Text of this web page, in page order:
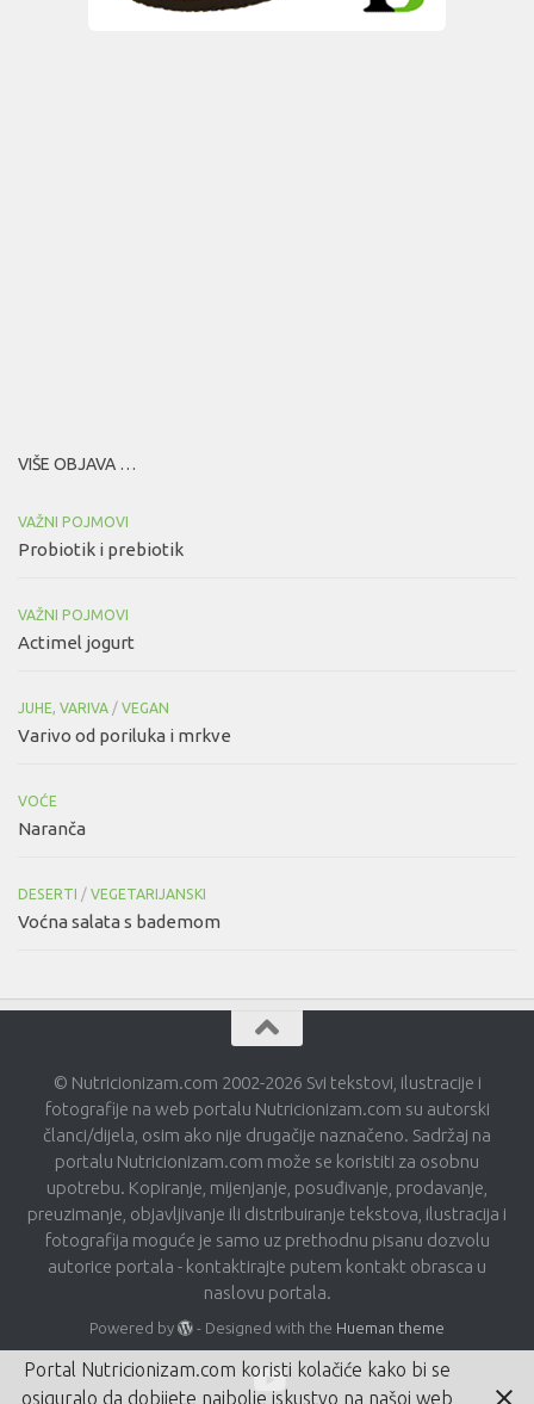
VIŠE OBJAVA …
VAŽNI POJMOVI
Probiotik i prebiotik
VAŽNI POJMOVI
Actimel jogurt
JUHE, VARIVA / VEGAN
Varivo od poriluka i mrkve
VOĆE
Naranča
DESERTI / VEGETARIJANSKI
Voćna salata s bademom
© Nutricionizam.com 2002-2026 Svi tekstovi, ilustracije i
fotografije na web portalu Nutricionizam.com su autorski
članci/dijela, osim ako nije drugačije naznačeno. Sadržaj na
portalu Nutricionizam.com može se koristiti za osobnu
upotrebu. Kopiranje, mijenjanje, posuđivanje, prodavanje,
preuzimanje, objavljivanje ili distribuiranje tekstova, ilustracija i
fotografija moguće je samo uz prethodnu pisanu dozvolu
autorice portala - kontaktirajte putem kontakt obrasca u
naslovu portala.
Powered by - Designed with the Hueman theme
Portal Nutricionizam.com koristi kolačiće kako bi se
osiguralo da dobijete najbolje iskustvo na našoj web